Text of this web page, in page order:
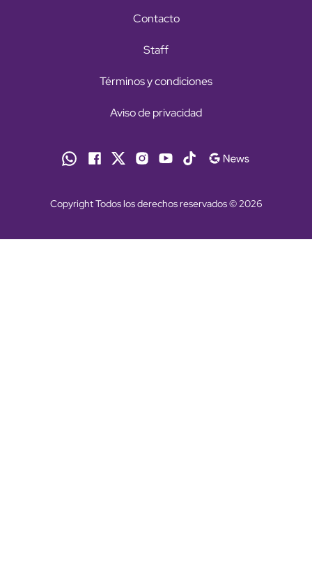
Contacto
Staff
Términos y condiciones
Aviso de privacidad
Copyright Todos los derechos reservados © 2026